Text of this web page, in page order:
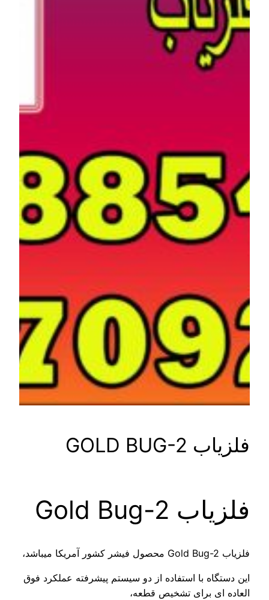
فلزیاب GOLD BUG-2
فلزیاب Gold Bug-2
فلزیاب Gold Bug-2 محصول فیشر کشور آمریکا میباشد،
این دستگاه با استفاده از دو سیستم پیشرفته عملکرد فوق
العاده ای برای تشخیص قطعه،